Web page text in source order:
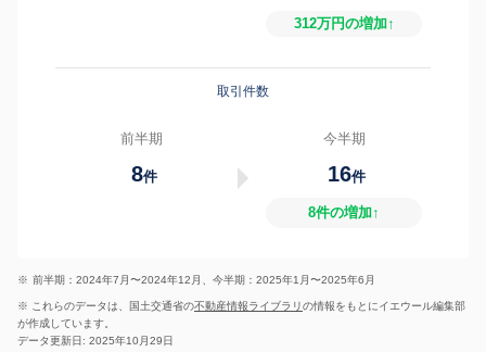
312万円の増加↑
取引件数
前半期
8件
今半期
16件
8件の増加↑
※ 前半期：2024年7月〜2024年12月、今半期：2025年1月〜2025年6月
※ これらのデータは、国土交通省の不動産情報ライブラリの情報をもとにイエウール編集部
が作成しています。
データ更新日: 2025年10月29日